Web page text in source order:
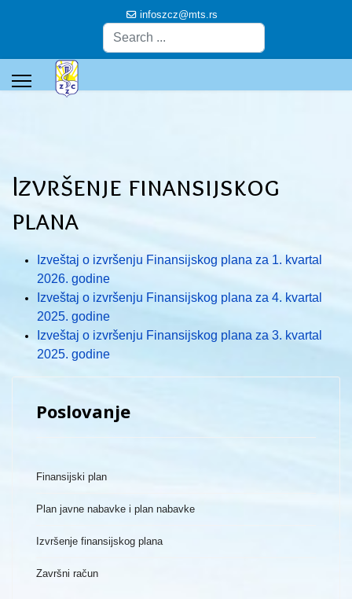
infoszcz@mts.rs
Izvršenje finansijskog
plana
Izveštaj o izvršenju Finansijskog plana za 1. kvartal
2026. godine
Izveštaj o izvršenju Finansijskog plana za 4. kvartal
2025. godine
Izveštaj o izvršenju Finansijskog plana za 3. kvartal
2025. godine
Poslovanje
Finansijski plan
Plan javne nabavke i plan nabavke
Izvršenje finansijskog plana
Završni račun